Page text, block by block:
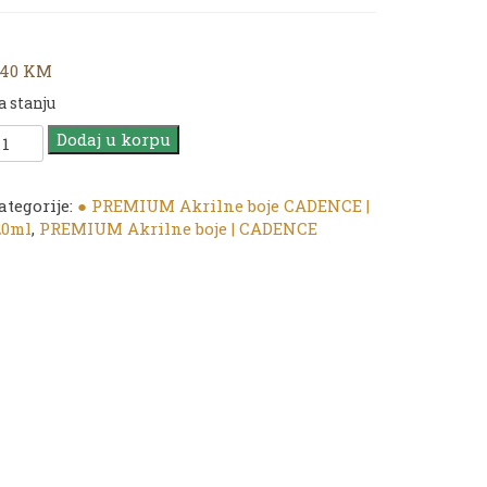
KM
stanju
Dodaj u korpu
● PREMIUM Akrilne boje CADENCE |
, PREMIUM Akrilne boje | CADENCE